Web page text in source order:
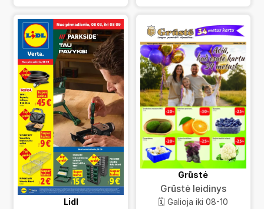
Lidl
Grūstė
Grūstė leidinys
🗓️ Galioja iki 08-10